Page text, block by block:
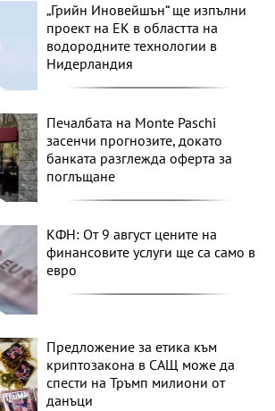
„Грийн Иновейшън“ ще изпълни
проект на ЕК в областта на
водородните технологии в
Нидерландия
Печалбата на Monte Paschi
засенчи прогнозите, докато
банката разглежда оферта за
поглъщане
КФН: От 9 август цените на
финансовите услуги ще са само в
евро
Предложение за етика към
криптозакона в САЩ може да
спести на Тръмп милиони от
данъци